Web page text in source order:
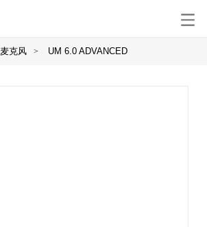
麦克风 > UM 6.0 ADVANCED